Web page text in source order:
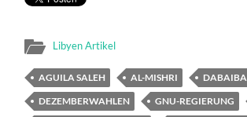
Libyen Artikel
AGUILA SALEH AL-MISHRI
DABAIBA
DEZEMBERWAHLEN
GNU-REGIERUNG